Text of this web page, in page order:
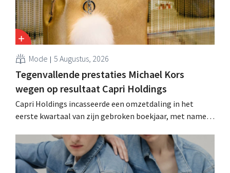
Mode 5 Augustus, 2026
Tegenvallende prestaties Michael Kors
wegen op resultaat Capri Holdings
Capri Holdings incasseerde een omzetdaling in het
eerste kwartaal van zijn gebroken boekjaar, met name
Kors, ondanks sterke resultaten van Jimmy Choo.